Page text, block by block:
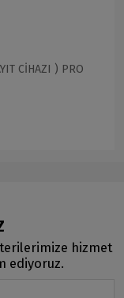
CİHAZI ) PRO
hizmet
ediyoruz.